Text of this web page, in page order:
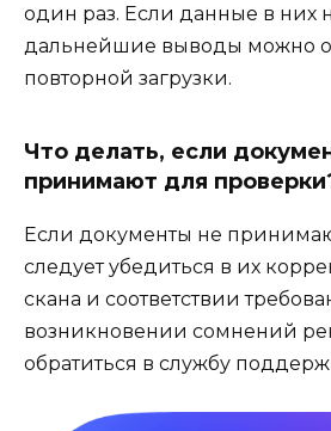
один раз. Если данные в них
дальнейшие выводы можно
повторной загрузки.
Что делать, если
принимают для
Если документы не
следует убедиться в их
скана и соответствии
возникновении сомнений
обратиться в службу